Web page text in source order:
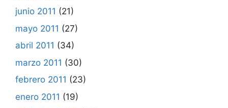
junio 2011 (21)
mayo 2011 (27)
abril 2011 (34)
marzo 2011 (30)
febrero 2011 (23)
enero 2011 (19)